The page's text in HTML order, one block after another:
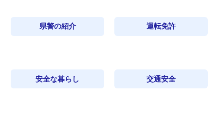
県警の紹介 運転免許
安全な暮らし 交通安全